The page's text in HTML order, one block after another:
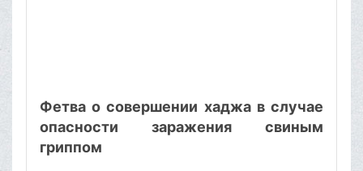
Фетва о совершении хаджа в случае
опасности заражения свиным
гриппом